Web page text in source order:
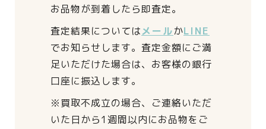
お品物が到着したら即査定。
査定結果についてはメールかLINE
でお知らせします。 査定金額にご満
足いただけた場合は、 お客様の銀行
口座に振込します。
※買取不成立の場合、 ご連絡いただ
いた日から1週間以内にお品物をご